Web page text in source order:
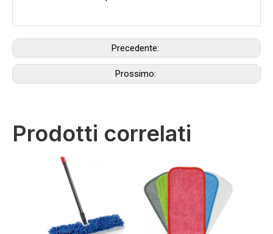
Precedente:
Prossimo:
Prodotti correlati